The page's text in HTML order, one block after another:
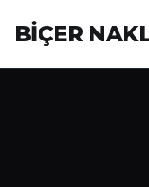
BİÇER